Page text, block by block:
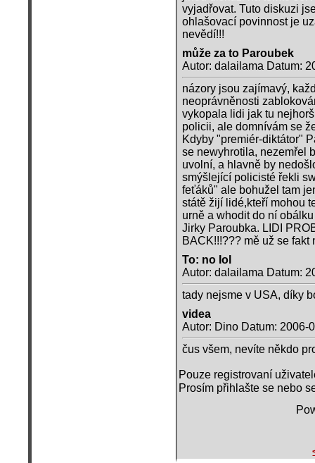
vyjadřovat. Tuto diskuzi
ohlašovací povinnost je
nevědí!!!
může za to Paroubek
Autor: dalailama Datum:
názory jsou zajímavý,
neoprávněnosti
vykopala lidi jak tu
policii, ale domnívám se
Kdyby "premiér-diktátor"
se newyhrotila, nezemřel
uvolní, a hlavně by
smýšlející policisté řekli
feťáků" ale bohužel tam
státě žijí lidé,kteří mohou
urně a whodit do ní
Jirky Paroubka. LIDI
BACK!!!??? mě už se fakt
To: no Iol
Autor: dalailama Datum:
tady nejsme v USA, díky
videa
Autor: Dino Datum: 2006-
čus všem, nevíte někdo
Pouze registrovaní
Prosím přihlašte se nebo